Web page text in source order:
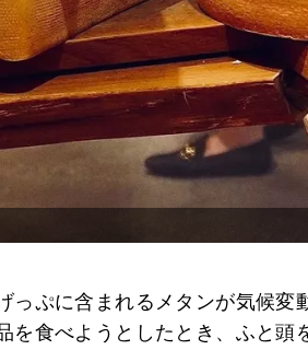
っぷに含まれるメタンが気候
を食べようとしたとき、ふと頭